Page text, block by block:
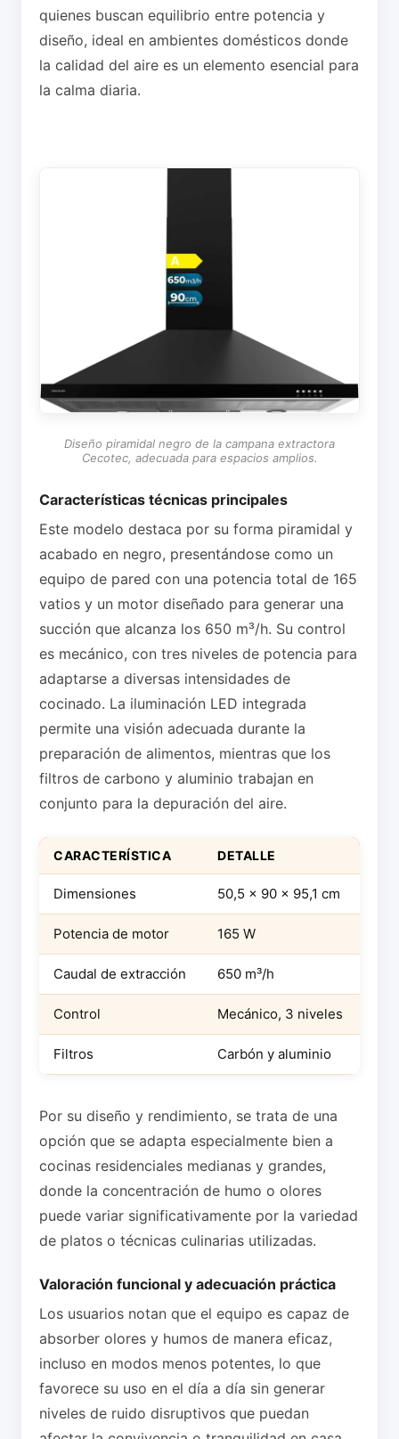
quienes buscan equilibrio entre potencia y
diseño, ideal en ambientes domésticos donde
la calidad del aire es un elemento esencial para
la calma diaria.
Diseño piramidal negro de la campana extractora
Cecotec, adecuada para espacios amplios.
Características técnicas principales
Este modelo destaca por su forma piramidal y
acabado en negro, presentándose como un
equipo de pared con una potencia total de 165
vatios y un motor diseñado para generar una
succión que alcanza los 650 m³/h. Su control
es mecánico, con tres niveles de potencia para
adaptarse a diversas intensidades de
cocinado. La iluminación LED integrada
permite una visión adecuada durante la
preparación de alimentos, mientras que los
filtros de carbono y aluminio trabajan en
conjunto para la depuración del aire.
CARACTERÍSTICA DETALLE
Dimensiones 50,5 x 90 x 95,1 cm
Potencia de motor 165 W
Caudal de extracción 650 m³/h
Control Mecánico, 3 niveles
Filtros Carbón y aluminio
Por su diseño y rendimiento, se trata de una
opción que se adapta especialmente bien a
cocinas residenciales medianas y grandes,
donde la concentración de humo o olores
puede variar significativamente por la variedad
de platos o técnicas culinarias utilizadas.
Valoración funcional y adecuación práctica
Los usuarios notan que el equipo es capaz de
absorber olores y humos de manera eficaz,
incluso en modos menos potentes, lo que
favorece su uso en el día a día sin generar
niveles de ruido disruptivos que puedan